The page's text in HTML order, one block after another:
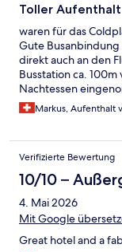
Toller
waren für das
Gute
direkt auch an den
Busstation ca.
Nachtessen
Beds gehabt,
- hat uns sehr, sehr
Markus, Aufenthalt
Verifizierte Bewertung
10/10 –
4. Mai 2026
Mit Google
Great hotel and a